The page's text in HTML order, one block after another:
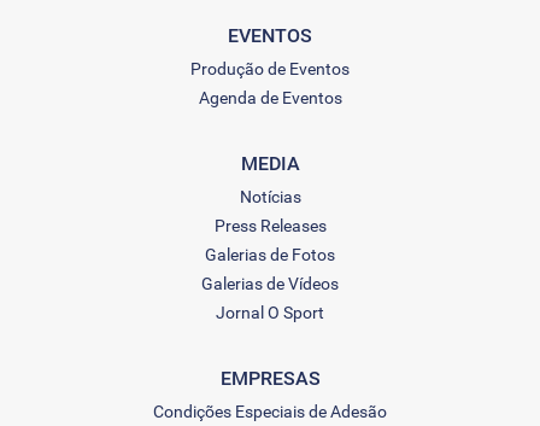
EVENTOS
Produção de Eventos
Agenda de Eventos
MEDIA
Notícias
Press Releases
Galerias de Fotos
Galerias de Vídeos
Jornal O Sport
EMPRESAS
Condições Especiais de Adesão